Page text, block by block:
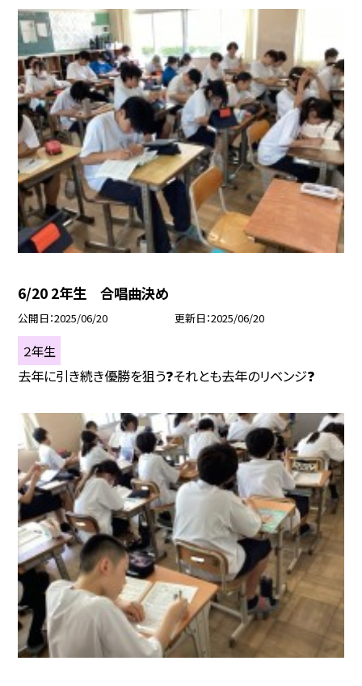
6/20 2年生 合唱曲決め
公開日 2025/06/20 更新日 2025/06/20
２年生
去年に引き続き優勝を狙う❓それとも去年のリベンジ❓